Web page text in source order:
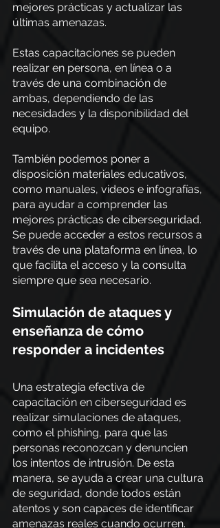
mejores prácticas y actualizar las
últimas amenazas.
Estas capacitaciones se pueden
realizar en persona, en línea o a
través de una combinación de
ambas, dependiendo de las
necesidades y la disponibilidad del
equipo.
También podemos poner a
disposición materiales educativos,
como manuales, videos e infografías,
para ayudar a comprender las
mejores prácticas de ciberseguridad.
Se puede acceder a estos recursos a
través de una plataforma en línea, lo
que facilita el acceso y la consulta
siempre que sea necesario.
Simulación de ataques y
enseñanza de cómo
responder a incidentes
Una estrategia efectiva de
capacitación en ciberseguridad es
realizar simulaciones de ataques,
como el phishing, para que las
personas reconozcan y denuncien
los intentos de intrusión. De esta
manera, se ayuda a crear una cultura
de seguridad, donde todos están
atentos y son capaces de identificar
amenazas reales cuando ocurren.